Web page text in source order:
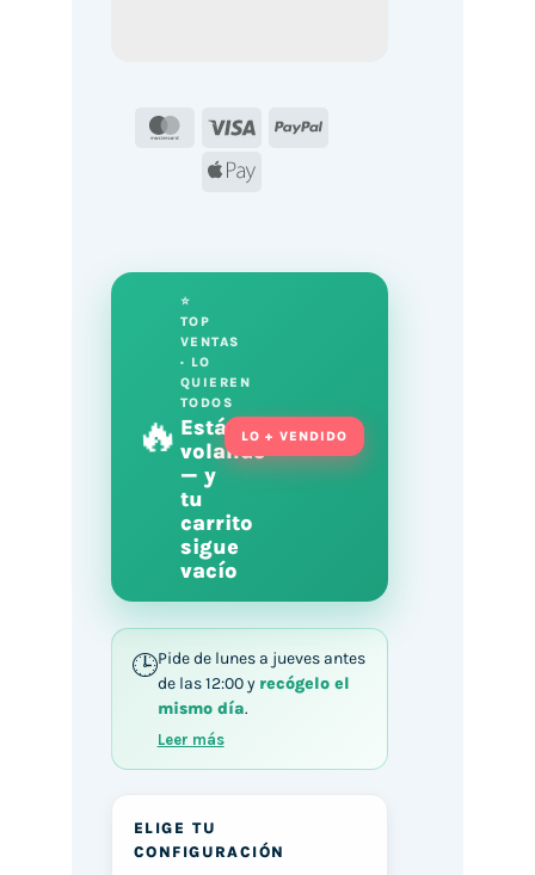
MasterCard
Visa
PayPal
Apple
🔥
⭐
TOP
VENTAS
· LO
QUIEREN
TODOS
Está
volando
— y
tu
carrito
sigue
vacío
LO + VENDIDO
Pide de lunes a jueves antes
de las 12:00 y recógelo el
mismo día.
Leer más
ELIGE TU
CONFIGURACIÓN